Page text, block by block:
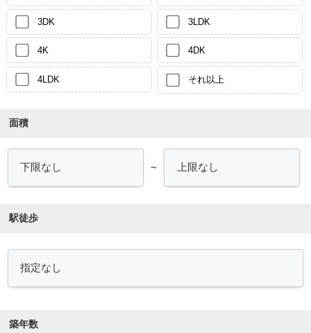
3DK 3LDK
4K 4DK
4LDK それ以上
面積
～
駅徒歩
築年数